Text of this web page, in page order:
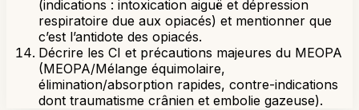
(indications : intoxication aiguë et dépression
respiratoire due aux opiacés) et mentionner que
c’est l’antidote des opiacés.
Décrire les CI et précautions majeures du MEOPA
(MEOPA/Mélange équimolaire,
élimination/absorption rapides, contre-indications
dont traumatisme crânien et embolie gazeuse).